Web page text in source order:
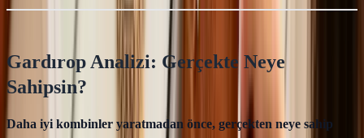
Gardırop Analizi: Gerçekte Neye
Sahipsin?
Daha iyi kombinler yaratmadan önce, gerçekten neye sahip